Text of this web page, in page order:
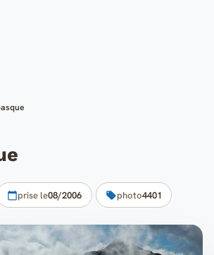
prise le08/2006 photo4401